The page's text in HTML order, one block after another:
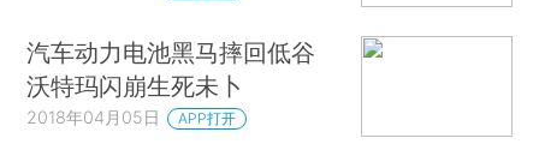
汽车动力电池黑马摔回低谷
沃特玛闪崩生死未卜
2018年04月05日 APP打开